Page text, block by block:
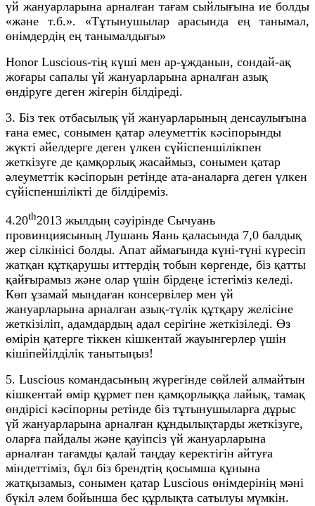
үй жануарларына арналған тағам сыйлығына ие болды
«және т.б.». «Тұтынушылар арасында ең танымал,
өнімдердің ең танымалдығы»
Honor Luscious-тің күші мен ар-ұжданын, сондай-ақ
жоғары сапалы үй жануарларына арналған азық
өндіруге деген жігерін білдіреді.
3. Біз тек отбасылық үй жануарларының денсаулығына
ғана емес, сонымен қатар әлеуметтік кәсіпорынды
жүкті әйелдерге деген үлкен сүйіспеншілікпен
жеткізуге де қамқорлық жасаймыз, сонымен қатар
әлеуметтік кәсіпорын ретінде ата-аналарға деген үлкен
сүйіспеншілікті де білдіреміз.
4.20th2013 жылдың сәуірінде Сычуань
провинциясының Лушань Яань қаласында 7,0 балдық
жер сілкінісі болды. Апат аймағында күні-түні күресіп
жатқан құтқарушы иттердің тобын көргенде, біз қатты
қайғырамыз және олар үшін бірдеңе істегіміз келеді.
Көп ұзамай мыңдаған консервілер мен үй
жануарларына арналған азық-түлік құтқару желісіне
жеткізіліп, адамдардың адал серігіне жеткізіледі. Өз
өмірін қатерге тіккен кішкентай жауынгерлер үшін
кішіпейілділік танытыңыз!
5. Luscious командасының жүрегінде сөйлей алмайтын
кішкентай өмір құрмет пен қамқорлыққа лайық, тамақ
өндірісі кәсіпорны ретінде біз тұтынушыларға дұрыс
үй жануарларына арналған құндылықтарды жеткізуге,
оларға пайдалы және қауіпсіз үй жануарларына
арналған тағамды қалай таңдау керектігін айтуға
міндеттіміз, бұл біз брендтің қосымша құнына
жатқызамыз, сонымен қатар Luscious өнімдерінің мәні
бүкіл әлем бойынша бес құрлықта сатылуы мүмкін.